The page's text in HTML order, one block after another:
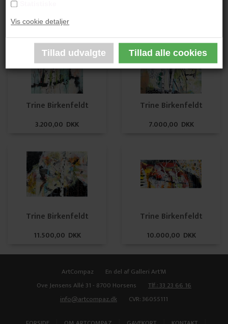
Vis cookie detaljer
Andre værker af kunstneren:
Trine Birkenfeldt
3.200,00 DKK
Trine Birkenfeldt
7.000,00 DKK
Trine Birkenfeldt
11.500,00 DKK
Trine Birkenfeldt
10.000,00 DKK
ArtCompaz
En del af Galleri Art'M
Ove Jensens Allé 31 - 8700 Horsens
Tlf.: 33 23 66 16
info@artcompaz.dk
CVR: 36055111